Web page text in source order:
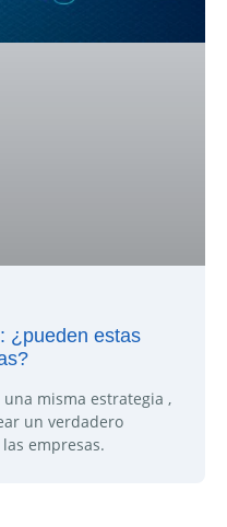
¿pueden estas
misma estrategia ,
un verdadero
empresas.